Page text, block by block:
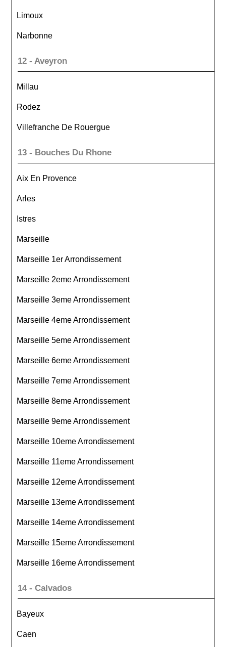
Limoux
Narbonne
12 - Aveyron
Millau
Rodez
Villefranche De Rouergue
13 - Bouches Du Rhone
Aix En Provence
Arles
Istres
Marseille
Marseille 1er Arrondissement
Marseille 2eme Arrondissement
Marseille 3eme Arrondissement
Marseille 4eme Arrondissement
Marseille 5eme Arrondissement
Marseille 6eme Arrondissement
Marseille 7eme Arrondissement
Marseille 8eme Arrondissement
Marseille 9eme Arrondissement
Marseille 10eme Arrondissement
Marseille 11eme Arrondissement
Marseille 12eme Arrondissement
Marseille 13eme Arrondissement
Marseille 14eme Arrondissement
Marseille 15eme Arrondissement
Marseille 16eme Arrondissement
14 - Calvados
Bayeux
Caen